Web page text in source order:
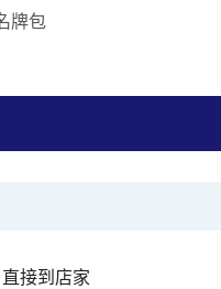
牌包
直接到店家